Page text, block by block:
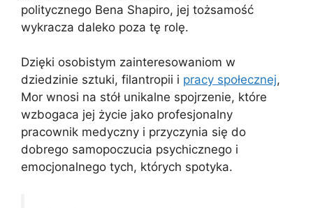
politycznego Bena Shapiro, jej tożsamość
wykracza daleko poza tę rolę.
Dzięki osobistym zainteresowaniom w
dziedzinie sztuki, filantropii i pracy społecznej,
Mor wnosi na stół unikalne spojrzenie, które
wzbogaca jej życie jako profesjonalny
pracownik medyczny i przyczynia się do
dobrego samopoczucia psychicznego i
emocjonalnego tych, których spotyka.